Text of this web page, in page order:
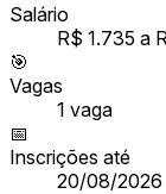
Salário
R$ 1.735 a
🎯
Vagas
1 vaga
📅
Inscrições até
20/08/2026